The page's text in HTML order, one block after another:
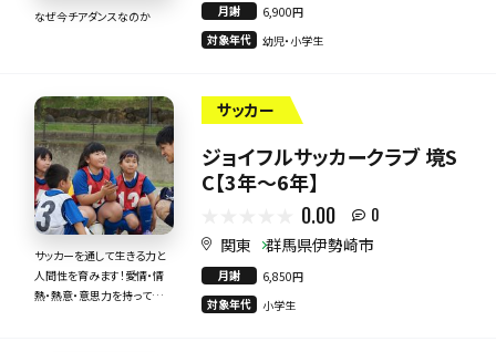
なぜ今チアダンスなのか 月謝
6,900円
対象年代
幼児・小学生
サッカーを通して生きる力と
人間性を育みます！愛情・情
熱・熱意・意思力を持って全
サッカー
ジョイフルサッカークラブ 境S
C【3年～6年】
0.00 0
関東 群馬県伊勢崎市
月謝
6,850円
対象年代
小学生